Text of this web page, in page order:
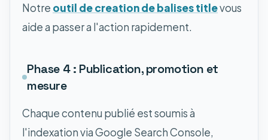
Notre outil de creation de balises titlevous
aide a passer a l'action rapidement.
Phase 4 : Publication, promotion et
mesure
Chaque contenu publié est soumis à
l'indexation via Google Search Console,